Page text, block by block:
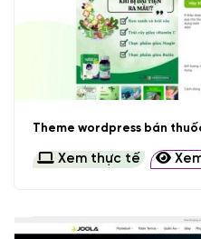
Theme wordpress bán
Xem thực tế